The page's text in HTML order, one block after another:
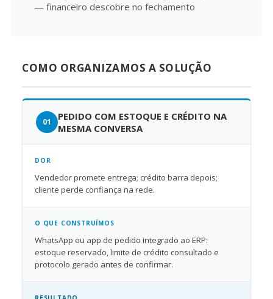
— financeiro descobre no fechamento
COMO ORGANIZAMOS A SOLUÇÃO
PEDIDO COM ESTOQUE E CRÉDITO NA
MESMA CONVERSA
DOR
Vendedor promete entrega; crédito barra depois;
cliente perde confiança na rede.
O QUE CONSTRUÍMOS
WhatsApp ou app de pedido integrado ao ERP:
estoque reservado, limite de crédito consultado e
protocolo gerado antes de confirmar.